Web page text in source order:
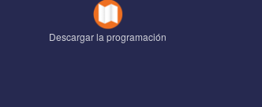
Descargar la programación